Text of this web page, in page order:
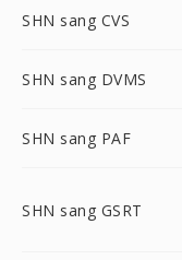
SHN sang CVS
SHN sang DVMS
SHN sang PAF
SHN sang GSRT